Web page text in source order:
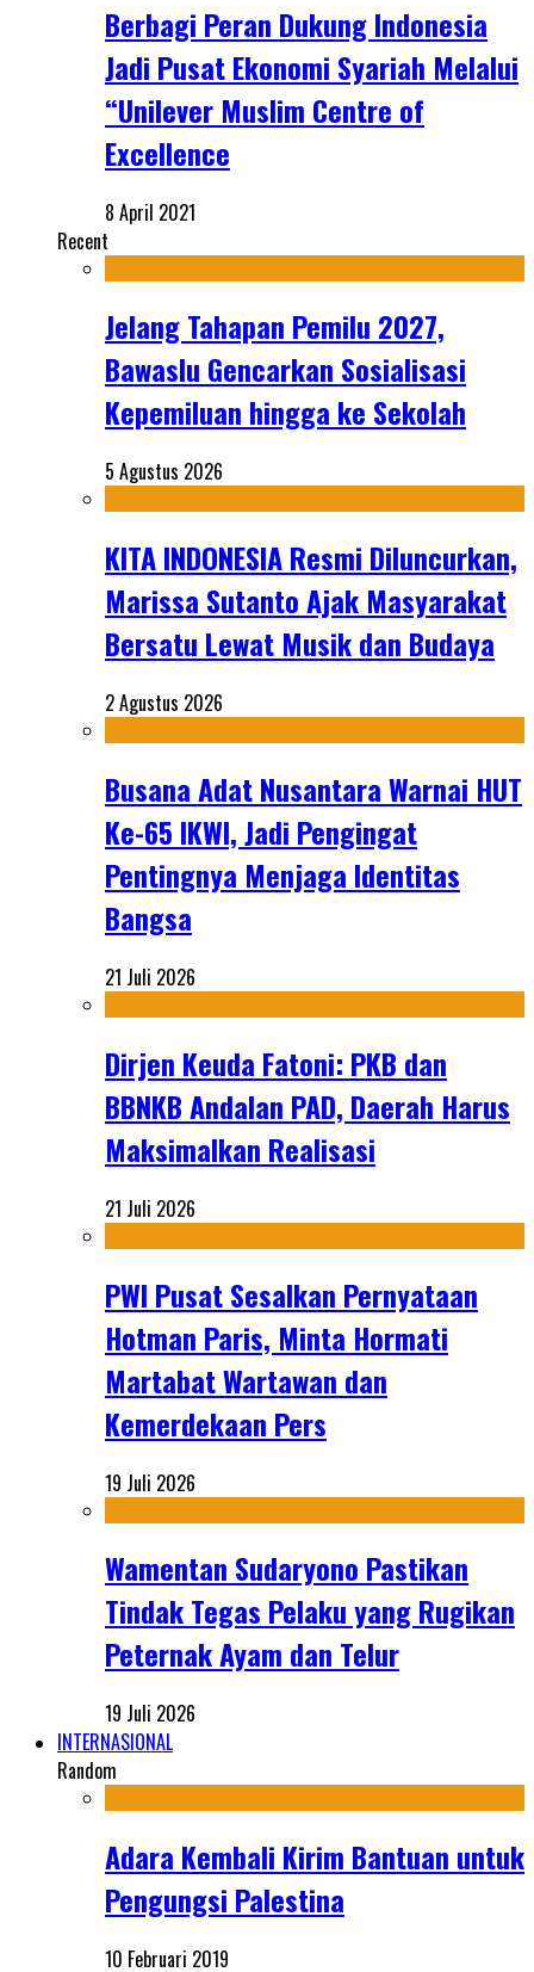
Berbagi Peran Dukung Indonesia
Jadi Pusat Ekonomi Syariah Melalui
“Unilever Muslim Centre of
Excellence
8 April 2021
Recent
Jelang Tahapan Pemilu 2027,
Bawaslu Gencarkan Sosialisasi
Kepemiluan hingga ke Sekolah
5 Agustus 2026
KITA INDONESIA Resmi Diluncurkan,
Marissa Sutanto Ajak Masyarakat
Bersatu Lewat Musik dan Budaya
2 Agustus 2026
Busana Adat Nusantara Warnai HUT
Ke-65 IKWI, Jadi Pengingat
Pentingnya Menjaga Identitas
Bangsa
21 Juli 2026
Dirjen Keuda Fatoni: PKB dan
BBNKB Andalan PAD, Daerah Harus
Maksimalkan Realisasi
21 Juli 2026
PWI Pusat Sesalkan Pernyataan
Hotman Paris, Minta Hormati
Martabat Wartawan dan
Kemerdekaan Pers
19 Juli 2026
Wamentan Sudaryono Pastikan
Tindak Tegas Pelaku yang Rugikan
Peternak Ayam dan Telur
19 Juli 2026
INTERNASIONAL
Random
Adara Kembali Kirim Bantuan untuk
Pengungsi Palestina
10 Februari 2019